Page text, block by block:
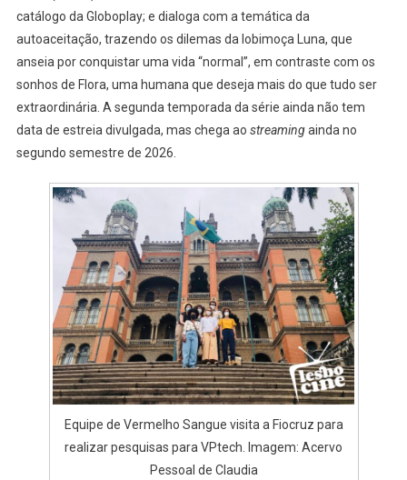
E
De
Expansão
catálogo da Globoplay; e dialoga com a temática da
autoaceitação, trazendo os dilemas da lobimoça Luna, que
anseia por conquistar uma vida “normal”, em contraste com os
sonhos de Flora, uma humana que deseja mais do que tudo ser
extraordinária. A segunda temporada da série ainda não tem
data de estreia divulgada, mas chega ao streamingainda no
segundo semestre de 2026.
Equipe de Vermelho Sangue visita a Fiocruz para
realizar pesquisas para VPtech. Imagem: Acervo
Pessoal de Claudia